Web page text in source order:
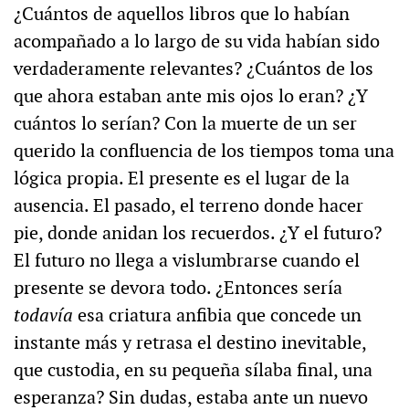
¿Cuántos de aquellos libros que lo habían
acompañado a lo largo de su vida habían sido
verdaderamente relevantes? ¿Cuántos de los
que ahora estaban ante mis ojos lo eran? ¿Y
cuántos lo serían? Con la muerte de un ser
querido la confluencia de los tiempos toma una
lógica propia. El presente es el lugar de la
ausencia. El pasado, el terreno donde hacer
pie, donde anidan los recuerdos. ¿Y el futuro?
El futuro no llega a vislumbrarse cuando el
presente se devora todo. ¿Entonces sería
todavía esa criatura anfibia que concede un
instante más y retrasa el destino inevitable,
que custodia, en su pequeña sílaba final, una
esperanza? Sin dudas, estaba ante un nuevo